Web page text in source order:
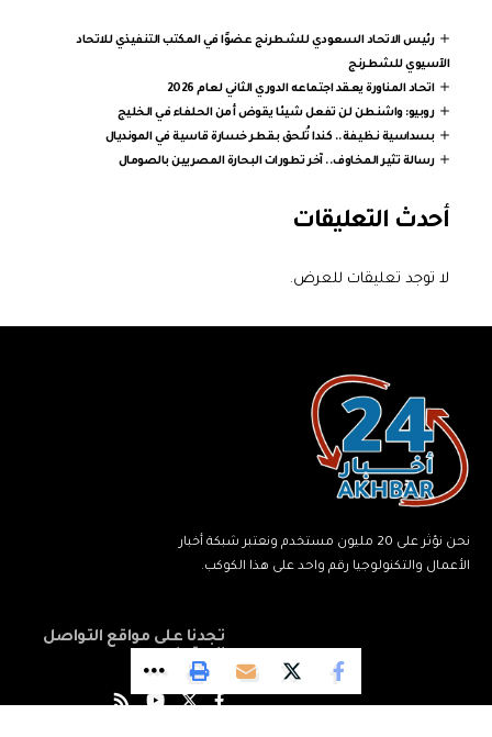
رئيس الاتحاد السعودي للشطرنج عضوًا في المكتب التنفيذي للاتحاد
الآسيوي للشطرنج
اتحاد المناورة يعقد اجتماعه الدوري الثاني لعام 2026
روبيو: واشنطن لن تفعل شيئا يقوض أمن الحلفاء في الخليج
بسداسية نظيفة.. كندا تُلحق بقطر خسارة قاسية في المونديال
رسالة تثير المخاوف.. آخر تطورات البحارة المصريين بالصومال
أحدث التعليقات
لا توجد تعليقات للعرض.
نحن نؤثر على 20 مليون مستخدم ونعتبر شبكة أخبار
الأعمال والتكنولوجيا رقم واحد على هذا الكوكب.
تجدنا على مواقع التواصل